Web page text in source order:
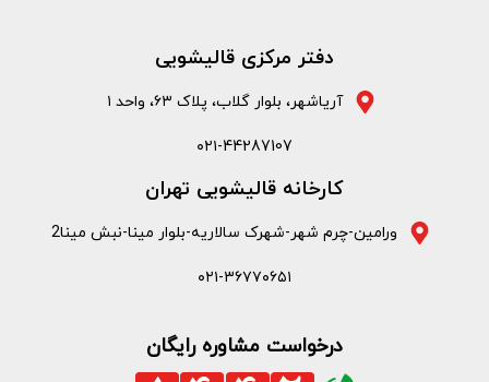
دفتر مرکزی قالیشویی
آریاشهر، بلوار گلاب، پلاک ۶۳، واحد ۱
۰۲۱-44287107
کارخانه قالیشویی تهران
ورامین-چرم شهر-شهرک سالاریه-بلوار مینا-نبش مینا2
۰۲۱-۳۶۷۷۰۶۵۱
درخواست مشاوره رایگان